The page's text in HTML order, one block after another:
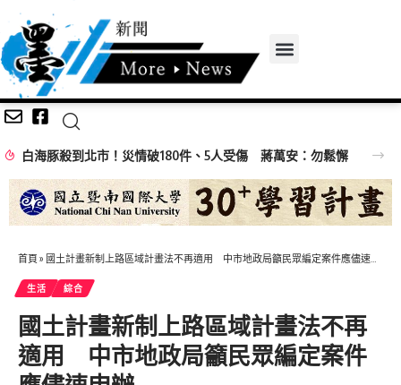
白海豚殺到北市！災情破180件、5人受傷 蔣萬安：勿鬆懈
首頁 » 國土計畫新制上路區域計畫法不再適用 中市地政局籲民眾編定案件應儘速申辦
生活 綜合
國土計畫新制上路區域計畫法不再
適用 中市地政局籲民眾編定案件